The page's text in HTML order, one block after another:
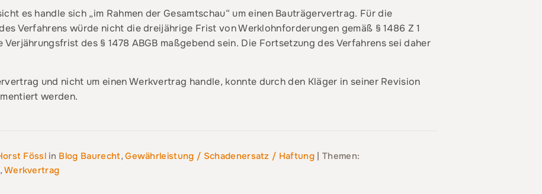
es handle sich „im Rahmen der Gesamtschau“ um einen Bauträgervertrag. Für die
Verfahrens würde nicht die dreijährige Frist von Werklohnforderungen gemäß § 1486 Z 1
des § 1478 ABGB maßgebend sein. Die Fortsetzung des Verfahrens sei daher
und nicht um einen Werkvertrag handle, konnte durch den Kläger in seiner Revision
werden.
Fössl in Blog Baurecht,Gewährleistung / Schadenersatz / Haftung | Themen:
, Werkvertrag